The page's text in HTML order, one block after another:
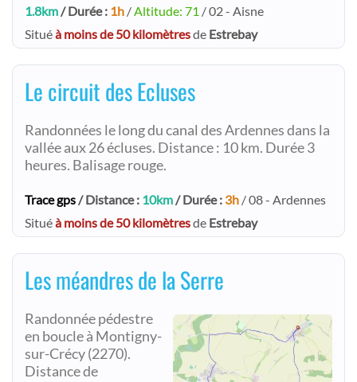
1.8km/ Durée : 1h /Altitude: 71 / 02 - Aisne
Situéà moins de 50 kilomètresde Estrebay
Le circuit des Ecluses
Randonnées le long du canal des Ardennes dans la
vallée aux 26 écluses. Distance : 10 km. Durée 3
heures. Balisage rouge.
Trace gps/ Distance : 10km/ Durée : 3h / 08 - Ardennes
Situéà moins de 50 kilomètresde Estrebay
Les méandres de la Serre
Randonnée pédestre
en boucle à Montigny-
sur-Crécy (2270).
Distance de